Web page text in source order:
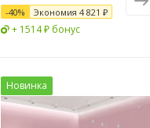
-40% Экономия 4 821 ₽
+ 1514 ₽ бонус
Новинка